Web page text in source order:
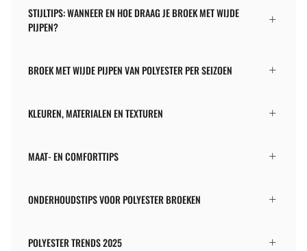
STIJLTIPS: WANNEER EN HOE DRAAG JE BROEK MET WIJDE
PIJPEN?
BROEK MET WIJDE PIJPEN VAN POLYESTER PER SEIZOEN
KLEUREN, MATERIALEN EN TEXTUREN
MAAT- EN COMFORTTIPS
ONDERHOUDSTIPS VOOR POLYESTER BROEKEN
POLYESTER TRENDS 2025